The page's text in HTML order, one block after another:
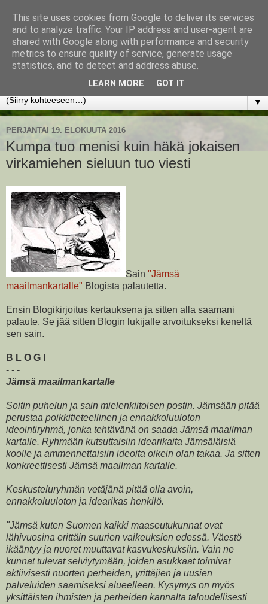
www.jyrkikokko.fi
Uusi Suunta - Jokainen hetki tarjoaa tilaisuuden muuttaa
▼
PERJANTAI 19. ELOKUUTA 2016
Kumpa tuo menisi kuin häkä jokaisen
virkamiehen sieluun tuo viesti
Sain "Jämsä
maailmankartalle" Blogista palautetta.
Ensin Blogikirjoitus kertauksena ja sitten alla saamani
palaute. Se jää sitten Blogin lukijalle arvoitukseksi keneltä
sen sain.
B L O G I
- - -
Jämsä maailmankartalle
Soitin puhelun ja sain mielenkiitoisen postin. Jämsään pitää
perustaa poikkitieteellinen ja ennakkoluuloton
ideointiryhmä, jonka tehtävänä on saada Jämsä maailman
kartalle. Ryhmään kutsuttaisiin idearikaita Jämsäläisiä
koolle ja ammennettaisiin ideoita oikein olan takaa. Ja sitten
konkreettisesti Jämsä maailman kartalle.
Keskusteluryhmän vetäjänä pitää olla avoin,
ennakkoluuloton ja idearikas henkilö.
"Jämsä kuten Suomen kaikki maaseutukunnat ovat
lähivuosina erittäin suurien vaikeuksien edessä. Väestö
ikääntyy ja nuoret muuttavat kasvukeskuksiin. Vain ne
kunnat tulevat selviytymään, joiden asukkaat toimivat
aktiivisesti nuorten perheiden, yrittäjien ja uusien
palveluiden saamiseksi alueelleen. Kysymys on myös
yksittäisten ihmisten ja perheiden kannalta taloudellisesti
This site uses cookies from Google to deliver its services
and to analyze traffic. Your IP address and user-agent are
shared with Google along with performance and security
metrics to ensure quality of service, generate usage
statistics, and to detect and address abuse.
LEARN MORE GOT IT